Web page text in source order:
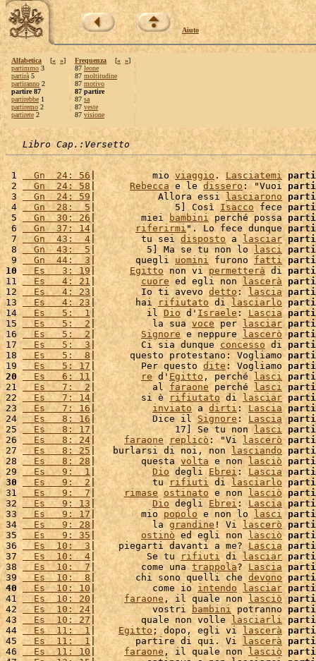
Aiuto
Alfabetica [« »]
partimmo 3
partirà 5
partiranno 2
partire 87
partirebbe 1
partiremo 2
partirete 2
Frequenza [« »]
87 leone
87 moltitudine
87 motivo
87 partire
87 sa
87 veste
87 visione
Libro Cap.:Versetto
1
  Gn  24: 56
|          mio viaggio . Lasciatemi
2
  Gn  24: 58
| Rebecca e le dissero: "Vuoi
3
  Gn  24: 59
|           Allora essi lasciarono
4
  Gn  28:  5
|              5] Così Isacco fece
5
  Gn  30: 26
|        miei bambini perché possa
6
  Gn  37: 14
| riferirmi". Lo fece dunque
7
  Gn  43:  4
|        tu sei disposto a lasciar
8
  Gn  43:  5
|         5] Ma se tu non lo lasci
9
  Gn  44:  3
|       quegli uomini furono fatti
10
  Es   3: 19
| Egitto non vi permetterà di
11
  Es   4: 21
| cuore ed egli non lascerà
12
  Es   4: 23
|        Io ti avevo detto: lascia
13
  Es   4: 23
|       hai rifiutato di lasciarlo
14
  Es   5:  1
|         il Dio d'Israele : Lascia
15
  Es   5:  2
|          la sua voce per lasciar
16
  Es   5:  2
| Signore e neppure lascerò
17
  Es   5:  3
|        Ci sia dunque concesso di
18
  Es   5:  8
|      questo protestano: Vogliamo
19
  Es   5: 17
|        Per questo dite : Vogliamo
20
  Es   6: 11
| re d' Egitto , perché lasci
21
  Es   7:  2
|          al faraone perché lasci
22
  Es   7: 14
|        si è rifiutato di lasciar
23
  Es   7: 16
| inviato a dirti: Lascia
24
  Es   8: 16
|          Dice il Signore : Lascia
25
  Es   8: 17
|              17] Se tu non lasci
26
  Es   8: 24
| faraone replicò : "Vi lascerò
27
  Es   8: 25
|   burlarsi di noi, non lasciando
28
  Es   8: 28
|        questa volta e non lasciò
29
  Es   9:  1
| Dio degli Ebrei: Lascia
30
  Es   9:  2
|          tu rifiuti di lasciarlo
31
  Es   9:  7
| rimase ostinato e non lasciò
32
  Es   9: 13
| Dio degli Ebrei: Lascia
33
  Es   9: 17
|        mio popolo e non lo lasci
34
  Es   9: 28
|          la grandine ! Vi lascerò
35
  Es   9: 35
| ostinò ed egli non lasciò
36
  Es  10:  3
|    piegarti davanti a me? Lascia
37
  Es  10:  4
|         Se tu rifiuti di lasciar
38
  Es  10:  7
|        come una trappola? Lascia
39
  Es  10:  8
|       chi sono quelli che devono
40
  Es  10: 10
|          come io intendo lasciar
41
  Es  10: 20
| faraone , il quale non lasciò
42
  Es  10: 24
|          vostri bambini potranno
43
  Es  10: 27
|        quale non volle lasciarli
44
  Es  11:  1
| Egitto ; dopo, egli vi lascerà
45
  Es  11:  1
|       partire di qui. Vi lascerà
46
  Es  11: 10
| faraone, il quale non lasciò